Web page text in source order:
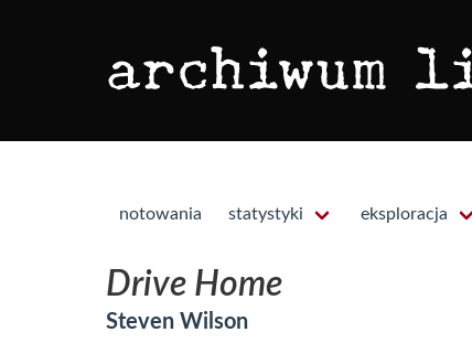
notowania statystyki eksploracja
Drive Home
Steven Wilson